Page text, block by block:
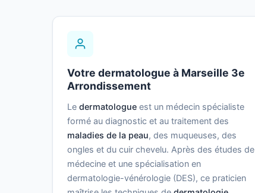
Votre dermatologue à Marseille 3e
Arrondissement
Le dermatologue est un médecin spécialiste
formé au diagnostic et au traitement des
maladies de la peau, des muqueuses, des
ongles et du cuir chevelu. Après des études de
médecine et une spécialisation en
dermatologie-vénérologie (DES), ce praticien